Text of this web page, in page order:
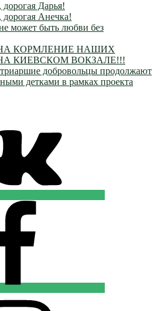
Дарья!
Анечка!
может быть любви без
КОРМЛЕНИЕ НАШИХ
КИЕВСКОМ ВОКЗАЛЕ!!!
добровольцы продолжают
детками в рамках проекта